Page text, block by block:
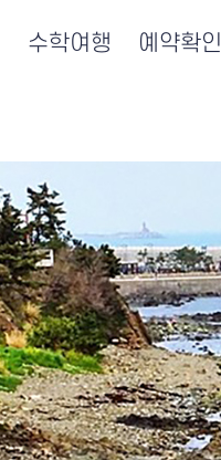
수학여행 예약확인